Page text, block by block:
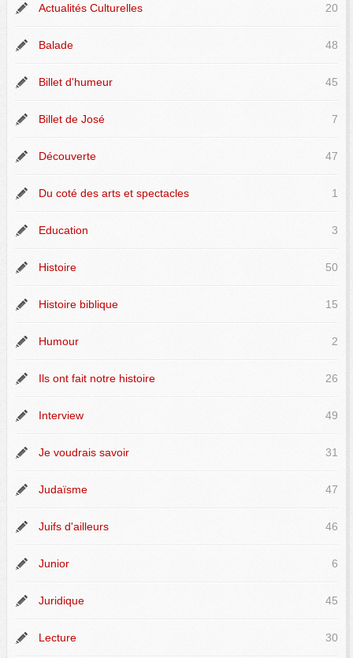
Actualités Culturelles 20
Balade 48
Billet d'humeur 45
Billet de José 7
Découverte 47
Du coté des arts et spectacles 1
Education 3
Histoire 50
Histoire biblique 15
Humour 2
Ils ont fait notre histoire 26
Interview 49
Je voudrais savoir 31
Judaïsme 47
Juifs d'ailleurs 46
Junior 6
Juridique 45
Lecture 30